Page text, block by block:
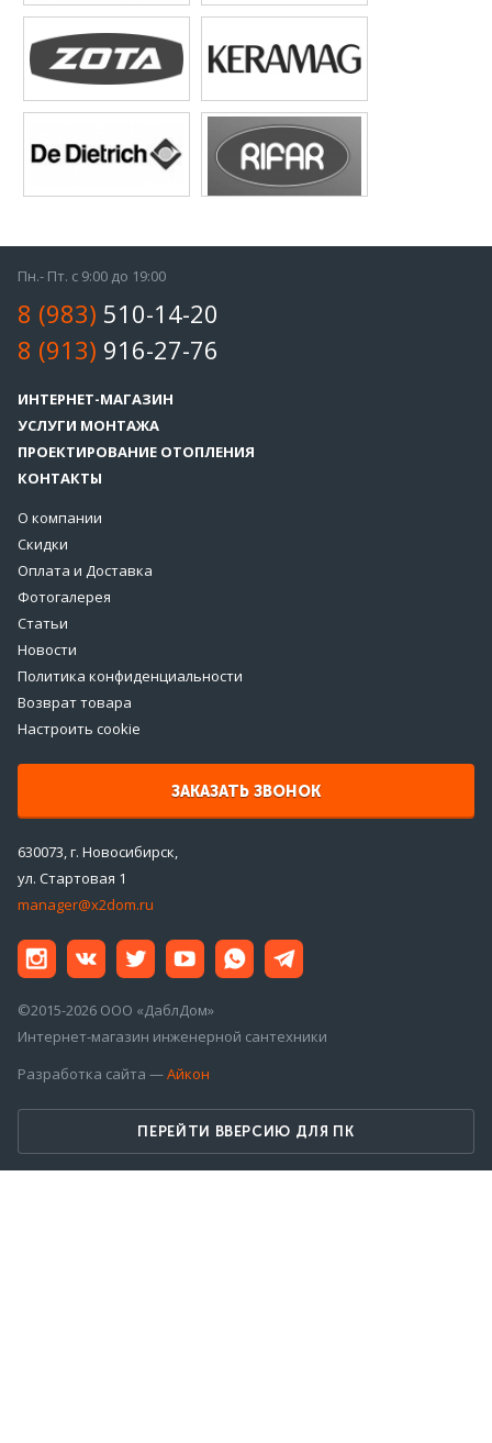
Пн.- Пт. с 9:00 до 19:00
8 (983) 510-14-20
8 (913) 916-27-76
ИНТЕРНЕТ-МАГАЗИН
УСЛУГИ МОНТАЖА
ПРОЕКТИРОВАНИЕ ОТОПЛЕНИЯ
КОНТАКТЫ
О компании
Скидки
Оплата и Доставка
Фотогалерея
Статьи
Новости
Политика конфиденциальности
Возврат товара
Настроить cookie
ЗАКАЗАТЬ ЗВОНОК
630073, г. Новосибирск,
ул. Стартовая 1
manager@x2dom.ru
©2015-2026 ООО «ДаблДом»
Интернет-магазин инженерной сантехники
Разработка сайта —Айкон
ПЕРЕЙТИ ВВЕРСИЮ ДЛЯ ПК